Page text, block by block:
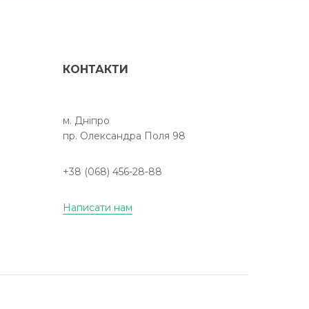
КОНТАКТИ
м. Дніпро
пр. Олександра Поля 98
+38 (068) 456-28-88
Написати нам